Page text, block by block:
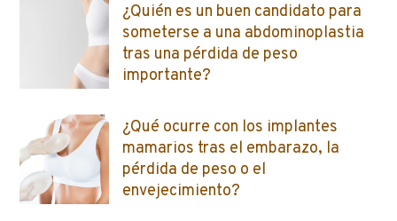
¿Quién es un buen candidato para
someterse a una abdominoplastia
tras una pérdida de peso
importante?
¿Qué ocurre con los implantes
mamarios tras el embarazo, la
pérdida de peso o el
envejecimiento?